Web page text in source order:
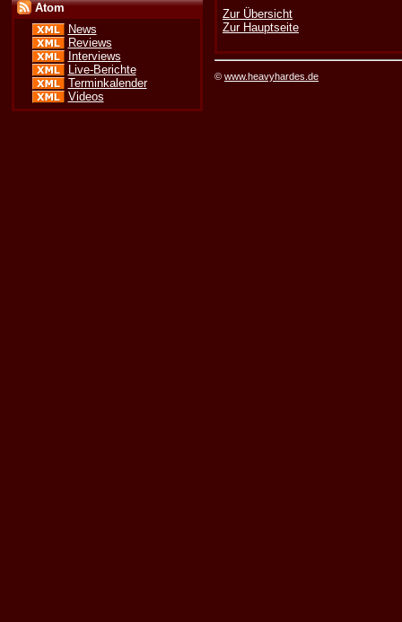
Atom
News
Reviews
Interviews
Live-Berichte
Terminkalender
Videos
Zur Übersicht
Zur Hauptseite
©www.heavyhardes.de